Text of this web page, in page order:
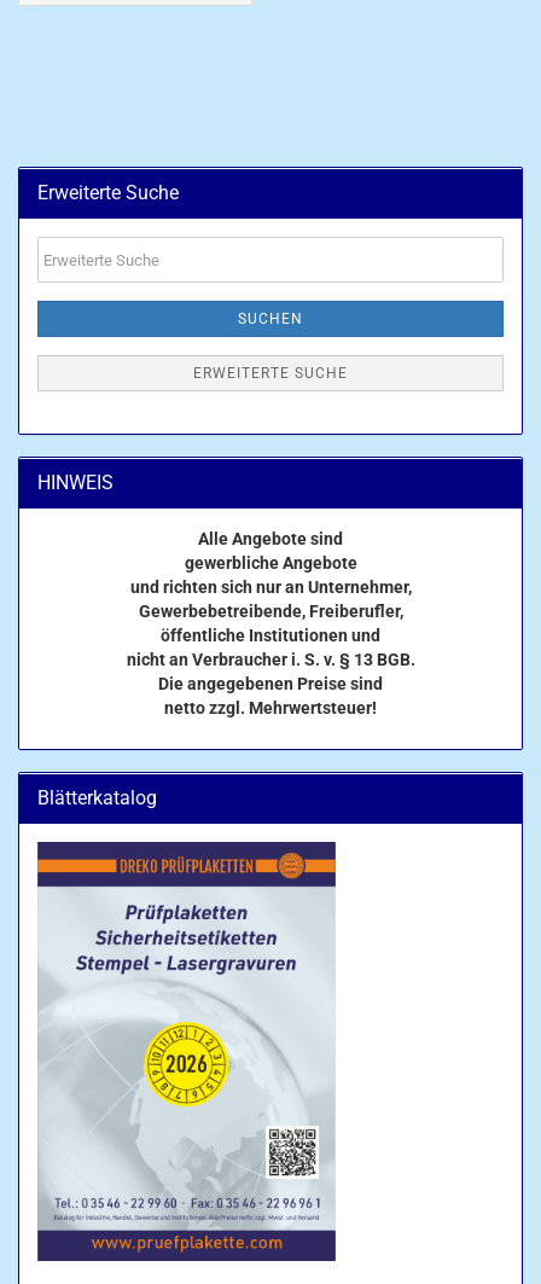
Erweiterte Suche
Suche
SUCHEN
ERWEITERTE SUCHE
HINWEIS
Alle Angebote sind
gewerbliche Angebote
und richten sich nur an Unternehmer,
Gewerbebetreibende, Freiberufler,
öffentliche Institutionen und
nicht an Verbraucher i. S. v. § 13 BGB.
Die angegebenen Preise sind
netto zzgl. Mehrwertsteuer!
Blätterkatalog